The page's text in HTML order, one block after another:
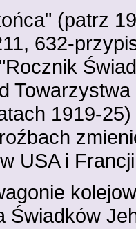
(patrz
632-
1919-
USA i
Świadków